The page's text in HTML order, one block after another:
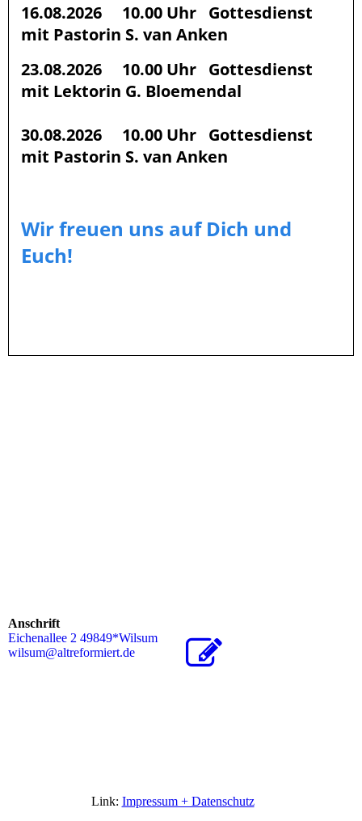
16.08.2026 10.00 Uhr Gottesdienst
mit Pastorin S. van Anken
23.08.2026 10.00 Uhr Gottesdienst
mit Lektorin G. Bloemendal
30.08.2026 10.00 Uhr Gottesdienst
mit Pastorin S. van Anken
Wir freuen uns auf Dich und
Euch!
Anschrift
Eichenallee 2 49849*Wilsum
wilsum@altreformiert.de
Link: Impressum + Datenschutz